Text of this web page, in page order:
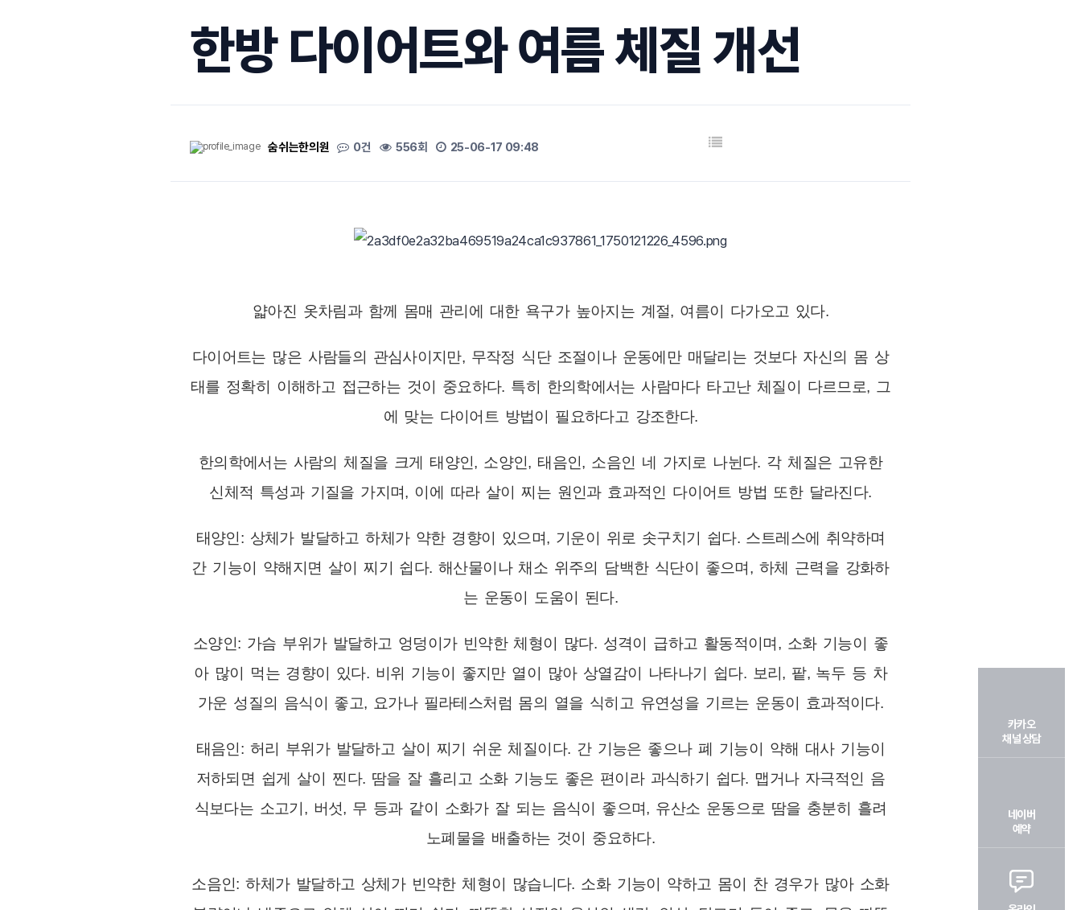
한방 다이어트와 여름 체질 개선
숨쉬는한의원 0건 556회 25-06-17 09:48
얇아진 옷차림과 함께 몸매 관리에 대한 욕구가 높아지는 계절, 여름이 다가오고 있다.
다이어트는 많은 사람들의 관심사이지만, 무작정 식단 조절이나 운동에만 매달리는 것보다 자신의 몸 상
태를 정확히 이해하고 접근하는 것이 중요하다. 특히 한의학에서는 사람마다 타고난 체질이 다르므로, 그
에 맞는 다이어트 방법이 필요하다고 강조한다.
한의학에서는 사람의 체질을 크게 태양인, 소양인, 태음인, 소음인 네 가지로 나뉜다. 각 체질은 고유한
신체적 특성과 기질을 가지며, 이에 따라 살이 찌는 원인과 효과적인 다이어트 방법 또한 달라진다.
태양인: 상체가 발달하고 하체가 약한 경향이 있으며, 기운이 위로 솟구치기 쉽다. 스트레스에 취약하며
간 기능이 약해지면 살이 찌기 쉽다. 해산물이나 채소 위주의 담백한 식단이 좋으며, 하체 근력을 강화하
는 운동이 도움이 된다.
소양인: 가슴 부위가 발달하고 엉덩이가 빈약한 체형이 많다. 성격이 급하고 활동적이며, 소화 기능이 좋
아 많이 먹는 경향이 있다. 비위 기능이 좋지만 열이 많아 상열감이 나타나기 쉽다. 보리, 팥, 녹두 등 차
가운 성질의 음식이 좋고, 요가나 필라테스처럼 몸의 열을 식히고 유연성을 기르는 운동이 효과적이다.
태음인: 허리 부위가 발달하고 살이 찌기 쉬운 체질이다. 간 기능은 좋으나 폐 기능이 약해 대사 기능이
저하되면 쉽게 살이 찐다. 땀을 잘 흘리고 소화 기능도 좋은 편이라 과식하기 쉽다. 맵거나 자극적인 음
식보다는 소고기, 버섯, 무 등과 같이 소화가 잘 되는 음식이 좋으며, 유산소 운동으로 땀을 충분히 흘려
노폐물을 배출하는 것이 중요하다.
소음인: 하체가 발달하고 상체가 빈약한 체형이 많습니다. 소화 기능이 약하고 몸이 찬 경우가 많아 소화
카카오
채널 상담
네이버
예약